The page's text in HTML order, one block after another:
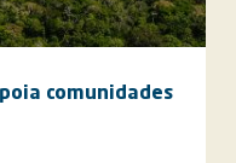
comunidades